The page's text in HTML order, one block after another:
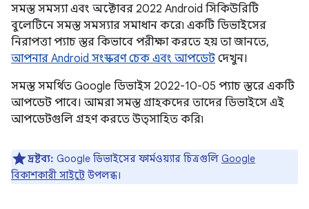
সমস্ত সমস্যা এবং অক্টোবর 2022 Android সিকিউরিটি
বুলেটিনে সমস্ত সমস্যার সমাধান করে৷ একটি ডিভাইসের
নিরাপত্তা প্যাচ স্তর কিভাবে পরীক্ষা করতে হয় তা জানতে,
আপনার Android সংস্করণ চেক এবং আপডেট দেখুন।
সমস্ত সমর্থিত Google ডিভাইস 2022-10-05 প্যাচ স্তরে একটি
আপডেট পাবে। আমরা সমস্ত গ্রাহকদের তাদের ডিভাইসে এই
আপডেটগুলি গ্রহণ করতে উত্সাহিত করি৷
দ্রষ্টব্য: Google ডিভাইসের ফার্মওয়্যার চিত্রগুলি Google
বিকাশকারী সাইটে উপলব্ধ।